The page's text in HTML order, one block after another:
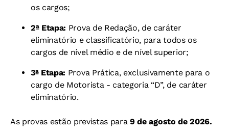
os cargos;
2ª Etapa: Prova de Redação, de caráter
eliminatório e classificatório, para todos os
cargos de nível médio e de nível superior;
3ª Etapa: Prova Prática, exclusivamente para o
cargo de Motorista - categoria “D”, de caráter
eliminatório.
As provas estão previstas para9 de agosto de 2026.